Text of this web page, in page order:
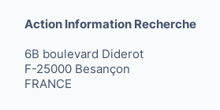
Action Information Recherche
6B boulevard Diderot
F-25000 Besançon
FRANCE